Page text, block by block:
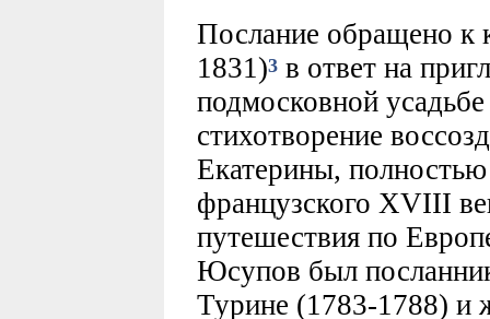
Послание обращено
1831)3в ответ на
подмосковной
стихотворение
Екатерины,
французского XVIII
путешествия по
Юсупов был
Турине (1783-1788) и